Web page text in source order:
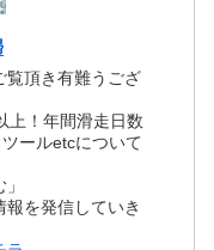
覧頂き有難うござ
上！年間滑走日数
ールetcについて
を発信していき